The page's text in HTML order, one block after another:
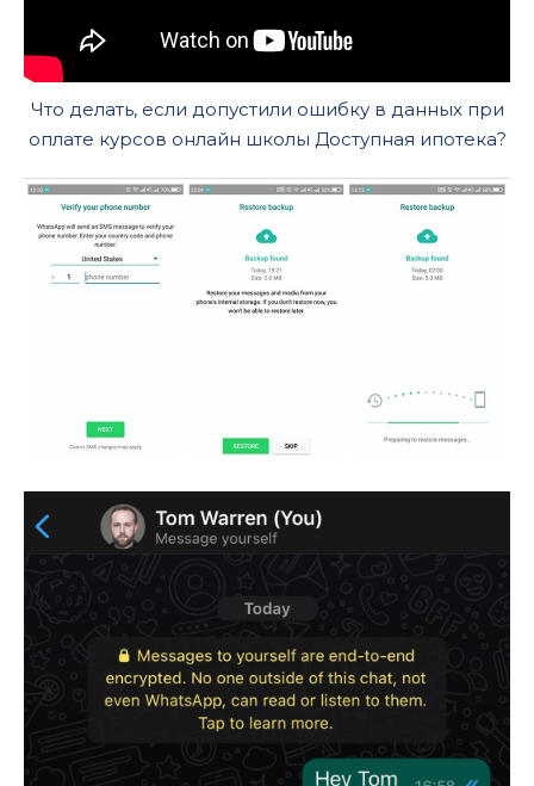
Что делать, если допустили ошибку в данных при
оплате курсов онлайн школы Доступная ипотека?